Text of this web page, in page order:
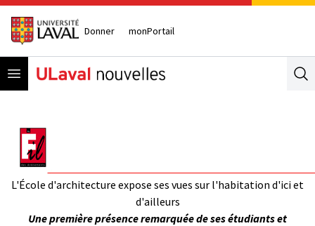
Donner monPortail
Open menu
L'École d'architecture expose ses vues sur l'habitation d'ici et
d'ailleurs
Une première présence remarquée de ses étudiants et